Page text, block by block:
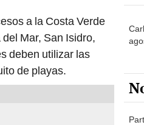
a la Costa Verde
Mar, San Isidro,
deben utilizar las
de playas.